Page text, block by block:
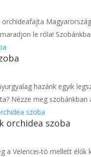
le róla!
hazánk egyik
Nézze meg szobánkban
orchidea szoba
a Velencei-tó mellett élők